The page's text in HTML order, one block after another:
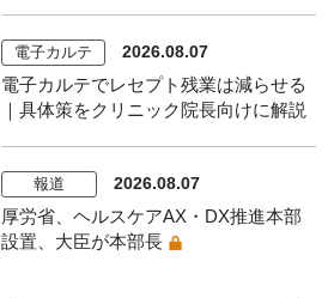
電子カルテ 2026.08.07
電子カルテでレセプト残業は減らせる
｜具体策をクリニック院長向けに解説
報道 2026.08.07
厚労省、ヘルスケアAX・DX推進本部
設置、大臣が本部長